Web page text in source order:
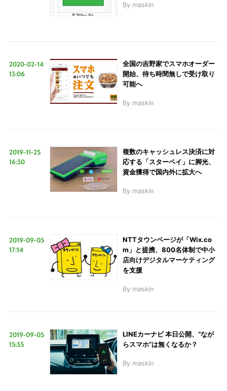
By maskin
2020-02-14
13:06
全国の吉野家でスマホオーダー
開始、待ち時間無しで受け取り
可能へ
By maskin
2019-11-25
16:30
複数のキャッシュレス決済に対
応する「スターペイ」に脚光、
資金獲得で国内外に拡大へ
By maskin
2019-09-05
17:14
NTTタウンページが「Wix.co
m」と提携、800名体制で中小
店向けデジタルマーケティング
を支援
By maskin
2019-09-05
15:35
LINEカーナビ 本日公開、“なが
らスマホ”は無くなるか？
By maskin
こ